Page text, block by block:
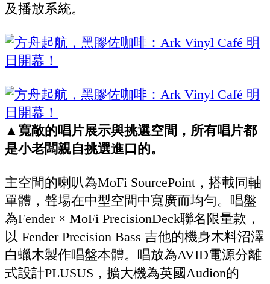
及播放系統。
▲寬敞的唱片展示與挑選空間，所有唱片都
是小老闆親自挑選進口的。
主空間的喇叭為MoFi SourcePoint，搭載同軸
單體，聲場在中型空間中寬廣而均勻。唱盤
為Fender × MoFi PrecisionDeck聯名限量款，
以 Fender Precision Bass 吉他的機身木料沼澤
白蠟木製作唱盤本體。唱放為AVID電源分離
式設計PLUSUS，擴大機為英國Audion的